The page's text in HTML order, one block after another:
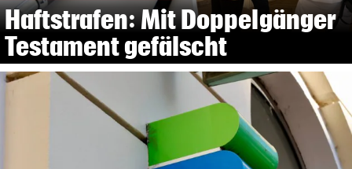
Haftstrafen: Mit Doppelgänger
Testament gefälscht